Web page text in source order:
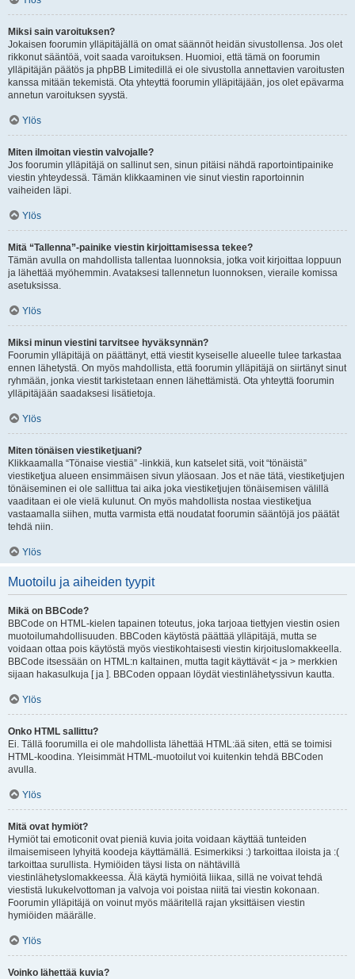
Miksi sain varoituksen?
Jokaisen foorumin ylläpitäjällä on omat säännöt heidän sivustollensa. Jos olet
rikkonut sääntöä, voit saada varoituksen. Huomioi, että tämä on foorumin
ylläpitäjän päätös ja phpBB Limitedillä ei ole sivustolla annettavien varoitusten
kanssa mitään tekemistä. Ota yhteyttä foorumin ylläpitäjään, jos olet epävarma
annetun varoituksen syystä.
Ylös
Miten ilmoitan viestin valvojalle?
Jos foorumin ylläpitäjä on sallinut sen, sinun pitäisi nähdä raportointipainike
viestin yhteydessä. Tämän klikkaaminen vie sinut viestin raportoinnin
vaiheiden läpi.
Ylös
Mitä “Tallenna”-painike viestin kirjoittamisessa tekee?
Tämän avulla on mahdollista tallentaa luonnoksia, jotka voit kirjoittaa loppuun
ja lähettää myöhemmin. Avataksesi tallennetun luonnoksen, vieraile komissa
asetuksissa.
Ylös
Miksi minun viestini tarvitsee hyväksynnän?
Foorumin ylläpitäjä on päättänyt, että viestit kyseiselle alueelle tulee tarkastaa
ennen lähetystä. On myös mahdollista, että foorumin ylläpitäjä on siirtänyt sinut
ryhmään, jonka viestit tarkistetaan ennen lähettämistä. Ota yhteyttä foorumin
ylläpitäjään saadaksesi lisätietoja.
Ylös
Miten tönäisen viestiketjuani?
Klikkaamalla “Tönaise viestiä” -linkkiä, kun katselet sitä, voit “tönäistä”
viestiketjua alueen ensimmäisen sivun yläosaan. Jos et näe tätä, viestiketjujen
tönäiseminen ei ole sallittua tai aika joka viestiketjujen tönäisemisen välillä
vaaditaan ei ole vielä kulunut. On myös mahdollista nostaa viestiketjua
vastaamalla siihen, mutta varmista että noudatat foorumin sääntöjä jos päätät
tehdä niin.
Ylös
Muotoilu ja aiheiden tyypit
Mikä on BBCode?
BBCode on HTML-kielen tapainen toteutus, joka tarjoaa tiettyjen viestin osien
muotoilumahdollisuuden. BBCoden käytöstä päättää ylläpitäjä, mutta se
voidaan ottaa pois käytöstä myös viestikohtaisesti viestin kirjoituslomakkeella.
BBCode itsessään on HTML:n kaltainen, mutta tagit käyttävät < ja > merkkien
sijaan hakasulkuja [ ja ]. BBCoden oppaan löydät viestinlähetyssivun kautta.
Ylös
Onko HTML sallittu?
Ei. Tällä foorumilla ei ole mahdollista lähettää HTML:ää siten, että se toimisi
HTML-koodina. Yleisimmät HTML-muotoilut voi kuitenkin tehdä BBCoden
avulla.
Ylös
Mitä ovat hymiöt?
Hymiöt tai emoticonit ovat pieniä kuvia joita voidaan käyttää tunteiden
ilmaisemiseen lyhyitä koodeja käyttämällä. Esimerkiksi :) tarkoittaa iloista ja :(
tarkoittaa surullista. Hymiöiden täysi lista on nähtävillä
viestinlähetyslomakkeessa. Älä käytä hymiöitä liikaa, sillä ne voivat tehdä
viestistä lukukelvottoman ja valvoja voi poistaa niitä tai viestin kokonaan.
Foorumin ylläpitäjä on voinut myös määritellä rajan yksittäisen viestin
hymiöiden määrälle.
Ylös
Voinko lähettää kuvia?